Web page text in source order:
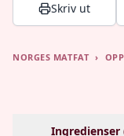
Skriv ut
NORGES MATFAT ›
Ingredienser